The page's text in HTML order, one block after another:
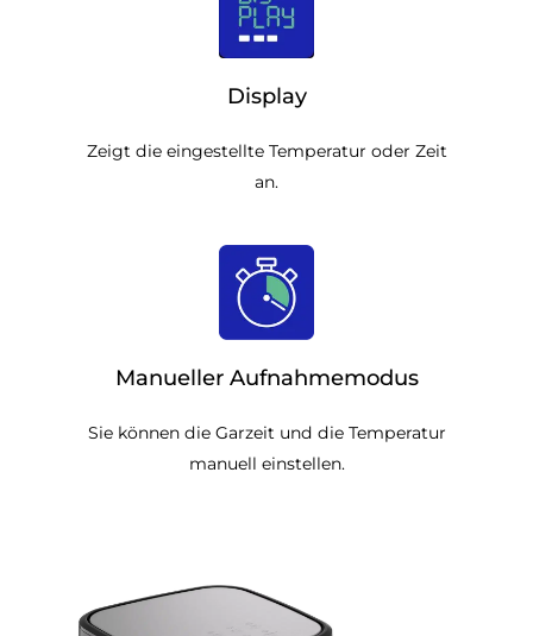
Display
Zeigt die eingestellte Temperatur oder Zeit
an.
Manueller Aufnahmemodus
Sie können die Garzeit und die Temperatur
manuell einstellen.